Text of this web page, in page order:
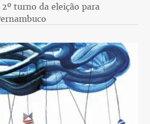
turno da eleição para